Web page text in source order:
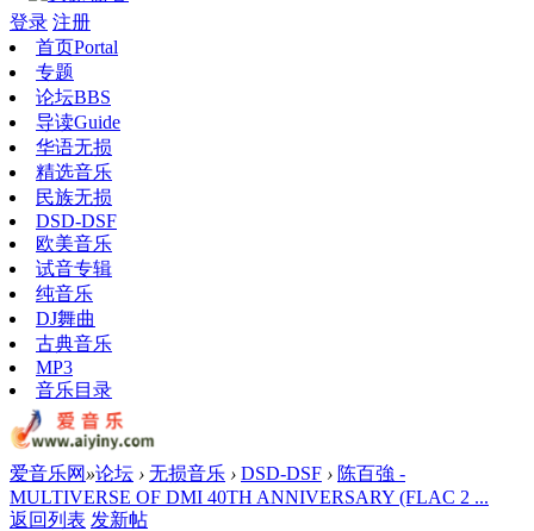
登录 注册
首页Portal
专题
论坛BBS
导读Guide
华语无损
精选音乐
民族无损
DSD-DSF
欧美音乐
试音专辑
纯音乐
DJ舞曲
古典音乐
MP3
音乐目录
爱音乐网 »论坛 › 无损音乐 › DSD-DSF › 陈百強 -
MULTIVERSE OF DMI 40TH ANNIVERSARY (FLAC 2 ...
返回列表 发新帖